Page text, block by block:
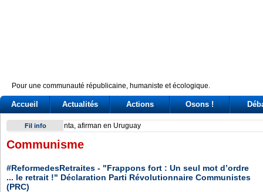
Pour une communauté républicaine, humaniste et écologique.
Accueil Actualités Actions Osons !
Fil info Have Tokyo and Seoul overcome their on-again, off-again
Communisme
#ReformedesRetraites - "Frappons fort : Un seul mot d’ordre
... le retrait !" Déclaration Parti Révolutionnaire Communistes
(PRC)